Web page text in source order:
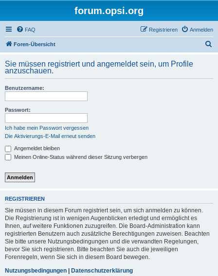
forum.opsi.org
FAQ Anmelden
Registrieren
Foren-Übersicht
h
Sie müssen registriert und angemeldet sein, um Profile
anzuschauen.
Benutzername:
Passwort:
Ich habe mein Passwort vergessen
Die Aktivierungs-E-Mail erneut senden
Angemeldet bleiben
Meinen Online-Status während dieser Sitzung verbergen
REGISTRIEREN
Sie müssen in diesem Forum registriert sein, um sich anmelden zu können.
Die Registrierung ist in wenigen Augenblicken erledigt und ermöglicht es
Ihnen, auf weitere Funktionen zuzugreifen. Die Board-Administration kann
registrierten Benutzern auch zusätzliche Berechtigungen zuweisen. Beachten
Sie bitte unsere Nutzungsbedingungen und die verwandten Regelungen,
bevor Sie sich registrieren. Bitte beachten Sie auch die jeweiligen
Forenregeln, wenn Sie sich in diesem Board bewegen.
Nutzungsbedingungen | Datenschutzerklärung